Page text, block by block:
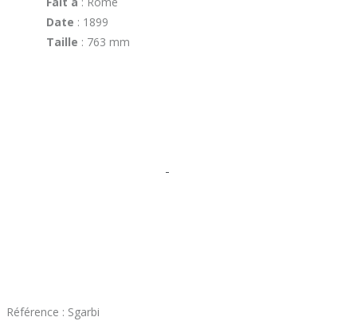
Date : 1899
Taille : 763 mm
Référence : Sgarbi